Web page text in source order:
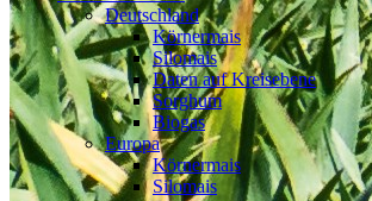
Deutschland
Körnermais
Silomais
Daten auf Kreisebene
Sorghum
Biogas
Europa
Körnermais
Silomais